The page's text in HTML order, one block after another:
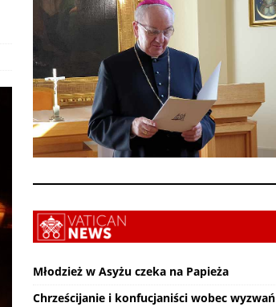
Młodzież w Asyżu czeka na Papieża
Chrześcijanie i konfucjaniści wobec wyzwań